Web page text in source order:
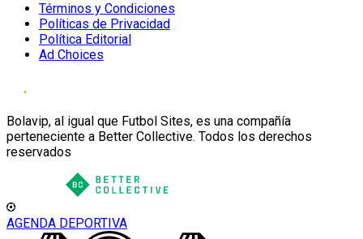
Términos y Condiciones
Políticas de Privacidad
Política Editorial
Ad Choices
Bolavip, al igual que Futbol Sites, es una compañía
perteneciente a Better Collective. Todos los derechos
reservados
AGENDA DEPORTIVA